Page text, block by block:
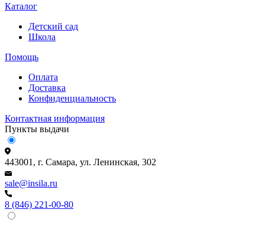
Каталог
Детский сад
Школа
Помощь
Оплата
Доставка
Конфиденциальность
Контактная информация
Пункты выдачи
443001, г. Самара, ул. Ленинская, 302
sale@insila.ru
8 (846) 221-00-80